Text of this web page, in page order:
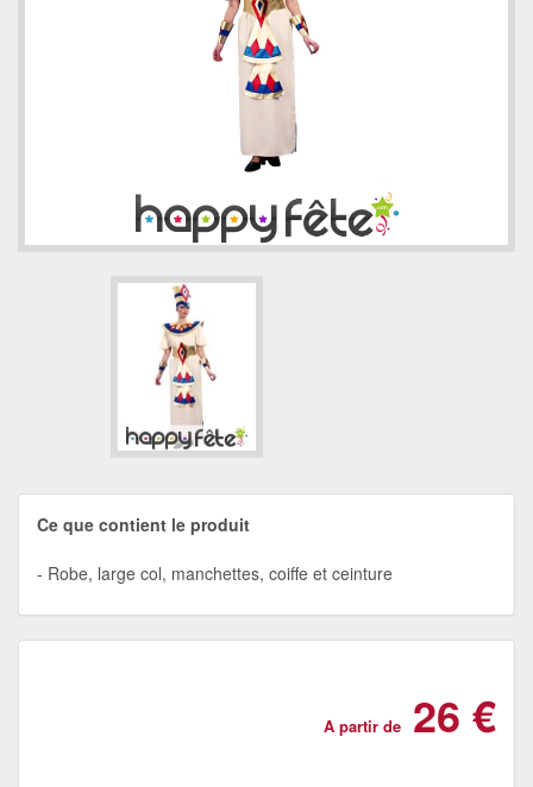
Ce que contient le produit
Robe, large col, manchettes, coiffe et ceinture
A partir de 26 €